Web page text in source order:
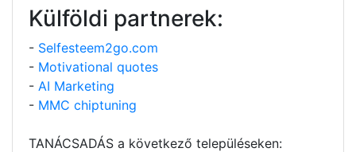
Külföldi partnerek:
- Selfesteem2go.com
- Motivational quotes
- AI Marketing
- MMC chiptuning
TANÁCSADÁS a következő településeken: